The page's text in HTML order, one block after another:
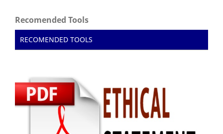
Recomended Tools
RECOMENDED TOOLS